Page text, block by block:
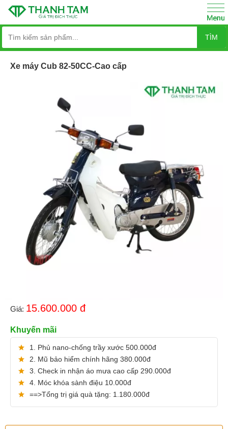
TÌM
Xe máy Cub 82-50CC-Cao cấp
Giá: 15.600.000 đ
Khuyến mãi
1. Phủ nano-chống trầy xước 500.000đ
2. Mũ bảo hiểm chính hãng 380.000đ
3. Check in nhận áo mưa cao cấp 290.000đ
4. Móc khóa sành điệu 10.000đ
==>Tổng trị giá quà tặng: 1.180.000đ